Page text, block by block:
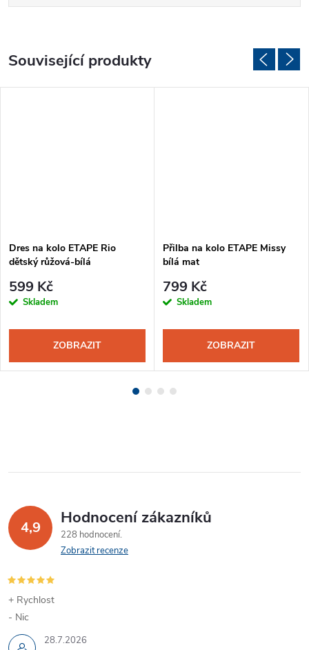
Související produkty
Dres na kolo ETAPE Rio
dětský růžová-bílá
599 Kč
Skladem
ZOBRAZIT
Přilba na kolo ETAPE Missy
bílá mat
799 Kč
Skladem
ZOBRAZIT
4,9 Hodnocení zákazníků
228 hodnocení
Zobrazit recenze
28.7.2026
+ Rychlost
- Nic